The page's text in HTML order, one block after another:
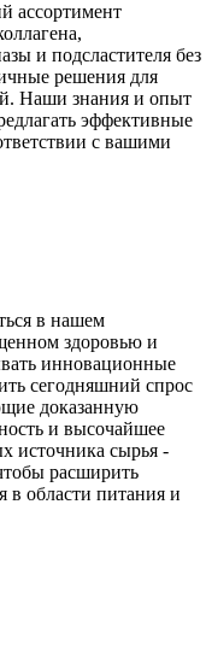
ассортимент
и подсластителя без
решения для
Наши знания и опыт
эффективные
с вашими
в нашем
здоровью и
инновационные
сегодняшний спрос
доказанную
и высочайшее
источника сырья -
расширить
в области питания и